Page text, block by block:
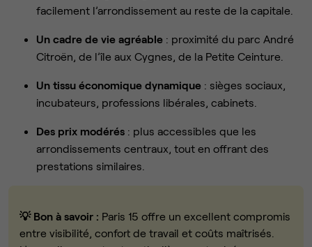
facilement l’arrondissement au reste de la capitale.
Un cadre de vie agréable : proximité du parc André
Citroën, de l’île aux Cygnes, de la Petite Ceinture.
Un tissu économique dynamique : sièges sociaux,
incubateurs, professions libérales, cabinets.
Des prix modérés : plus accessibles que les
arrondissements centraux, tout en offrant des
prestations similaires.
💡 Bon à savoir : Paris 15 offre un excellent compromis
entre visibilité, confort de travail et coûts maîtrisés.